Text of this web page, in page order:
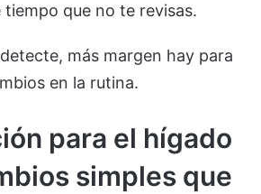
tiempo que no te revisas.
más margen hay para
en la rutina.
para el hígado
simples que